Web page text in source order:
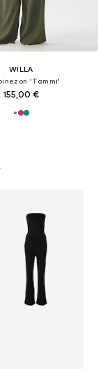
WILLA
'Tammi'
155,00 €